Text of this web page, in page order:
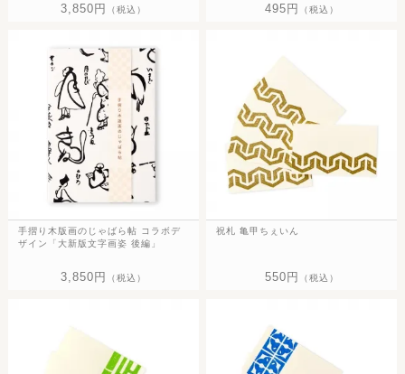
3,850円 （税込） 495円 （税込）
手摺り木版画のじゃばら帖 コラボデ
ザイン「大新版文字画姿 後編」
3,850円 （税込）
祝札 亀甲ちぇいん
550円 （税込）